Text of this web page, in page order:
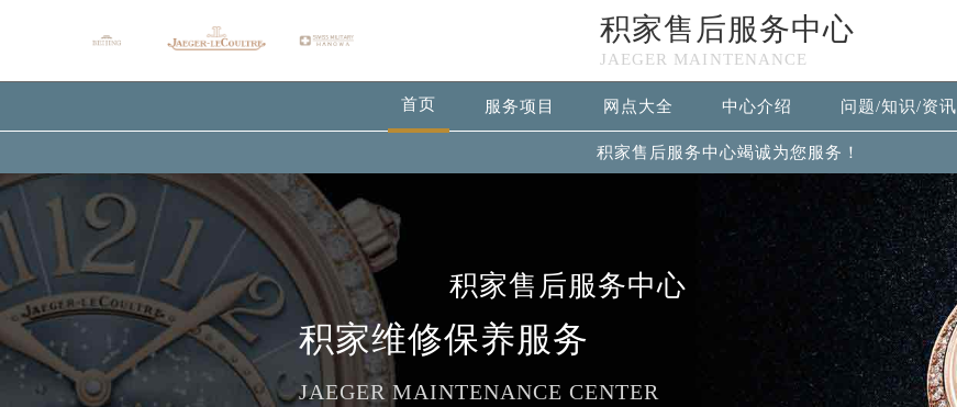
积家售后服务中心
JAEGER MAINTENANCE
首页 服务项目 网点大全 中心介绍 问题/知识/资讯
积家售后服务中心竭诚为您服务！
积家售后服务中心
积家维修保养服务
JAEGER MAINTENANCE CENTER